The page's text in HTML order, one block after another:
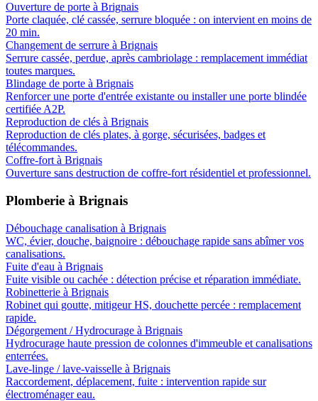
Ouverture de porte à Brignais
Porte claquée, clé cassée, serrure bloquée : on intervient en moins de
20 min.
Changement de serrure à Brignais
Serrure cassée, perdue, après cambriolage : remplacement immédiat
toutes marques.
Blindage de porte à Brignais
Renforcer une porte d'entrée existante ou installer une porte blindée
certifiée A2P.
Reproduction de clés à Brignais
Reproduction de clés plates, à gorge, sécurisées, badges et
télécommandes.
Coffre-fort à Brignais
Ouverture sans destruction de coffre-fort résidentiel et professionnel.
Plomberie à Brignais
Débouchage canalisation à Brignais
WC, évier, douche, baignoire : débouchage rapide sans abîmer vos
canalisations.
Fuite d'eau à Brignais
Fuite visible ou cachée : détection précise et réparation immédiate.
Robinetterie à Brignais
Robinet qui goutte, mitigeur HS, douchette percée : remplacement
rapide.
Dégorgement / Hydrocurage à Brignais
Hydrocurage haute pression de colonnes d'immeuble et canalisations
enterrées.
Lave-linge / lave-vaisselle à Brignais
Raccordement, déplacement, fuite : intervention rapide sur
électroménager eau.